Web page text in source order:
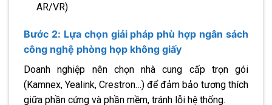
AR/VR)
Bước 2: Lựa chọn giải pháp phù hợp ngân sách
công nghệ phòng họp không giấy
Doanh nghiệp nên chọn nhà cung cấp trọn gói
(Kamnex, Yealink, Crestron…) để đảm bảo tương thích
giữa phần cứng và phần mềm, tránh lỗi hệ thống.